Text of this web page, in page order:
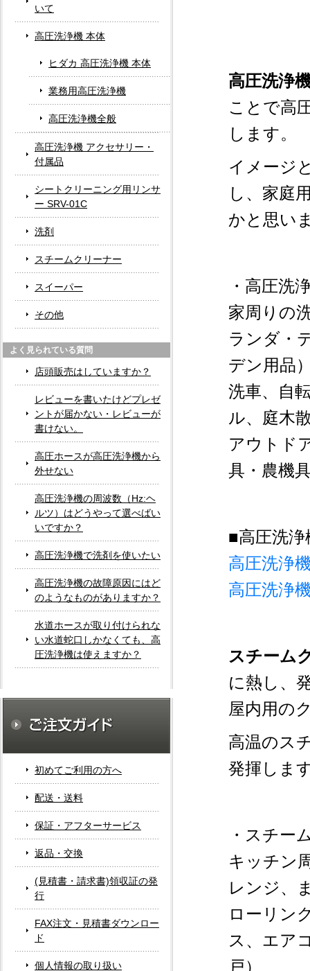
高圧洗浄
ことで高
します。
イメージ
し、家庭
かと思い
・高圧洗
家周りの
ランダ・
デン用品
洗車、自
ル、庭木
アウトド
具・農機
■高圧洗
高圧洗浄
高圧洗浄
スチーム
に熱し、
屋内用の
高温のス
発揮しま
・スチー
キッチン
レンジ、
ローリン
ス、エア
戸）、
いて
高圧洗浄機 本体
ヒダカ 高圧洗浄機 本体
業務用高圧洗浄機
高圧洗浄機全般
高圧洗浄機 アクセサリー・
付属品
シートクリーニング用リンサ
ー SRV-01C
洗剤
スチームクリーナー
スイーパー
その他
よく見られている質問
店頭販売はしていますか？
レビューを書いたけどプレゼ
ントが届かない・レビューが
書けない。
高圧ホースが高圧洗浄機から
外せない
高圧洗浄機の周波数（Hz:ヘ
ルツ）はどうやって選べばい
いですか？
高圧洗浄機で洗剤を使いたい
高圧洗浄機の故障原因にはど
のようなものがありますか？
水道ホースが取り付けられな
い水道蛇口しかなくても、高
圧洗浄機は使えますか？
初めてご利用の方へ
配送・送料
保証・アフターサービス
返品・交換
(見積書・請求書)領収証の発
行
FAX注文・見積書ダウンロー
ド
個人情報の取り扱い